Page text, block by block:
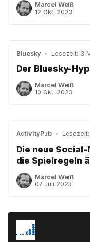
Marcel Weiß
12 Okt. 2023
Bluesky • Lesezeit: 3
Der Bluesky-
Marcel Weiß
10 Okt. 2023
ActivityPub • Lesezeit:
Die neue
die Spielregeln
Marcel Weiß
07 Juli 2023